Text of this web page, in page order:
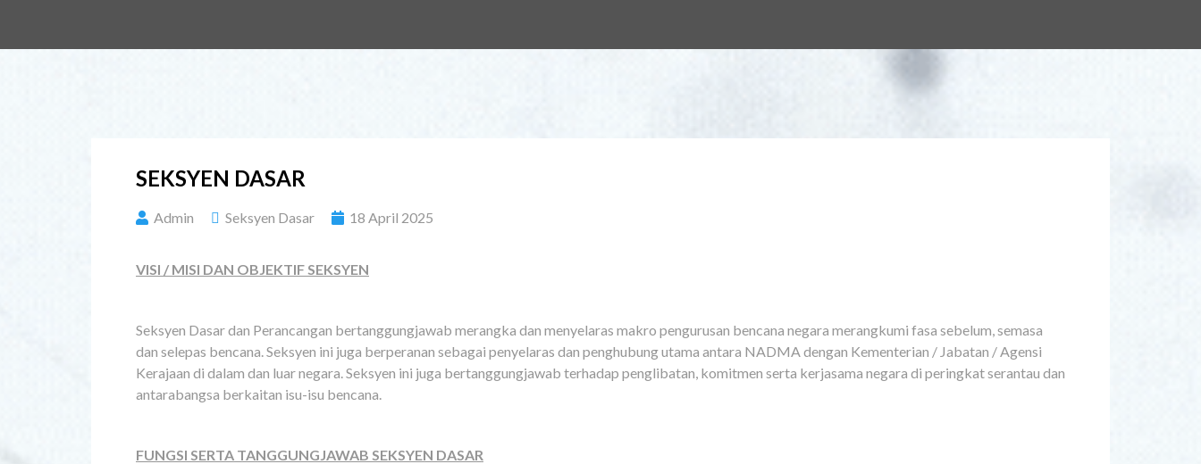
SEKSYEN DASAR
Admin Seksyen Dasar 18 April 2025
VISI / MISI DAN OBJEKTIF SEKSYEN
Seksyen Dasar dan Perancangan bertanggungjawab merangka dan menyelaras makro pengurusan bencana negara merangkumi fasa sebelum, semasa
dan selepas bencana. Seksyen ini juga berperanan sebagai penyelaras dan penghubung utama antara NADMA dengan Kementerian / Jabatan / Agensi
Kerajaan di dalam dan luar negara. Seksyen ini juga bertanggungjawab terhadap penglibatan, komitmen serta kerjasama negara di peringkat serantau dan
antarabangsa berkaitan isu-isu bencana.
FUNGSI SERTA TANGGUNGJAWAB SEKSYEN DASAR